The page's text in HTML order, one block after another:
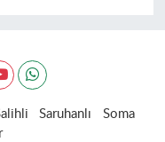
Saruhanlı
Soma